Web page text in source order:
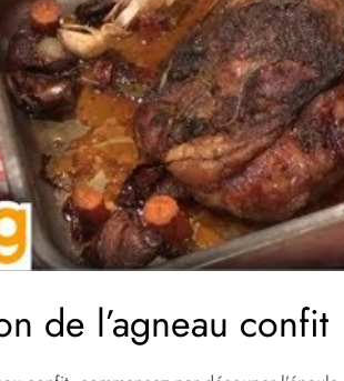
de l’agneau confit